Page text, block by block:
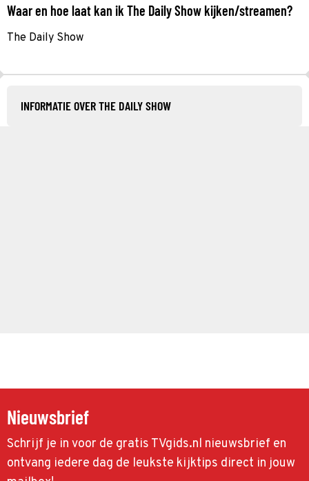
Waar en hoe laat kan ik The Daily Show kijken/streamen?
The Daily Show
INFORMATIE OVER THE DAILY SHOW
Nieuwsbrief
Schrijf je in voor de gratis TVgids.nl nieuwsbrief en
ontvang iedere dag de leukste kijktips direct in jouw